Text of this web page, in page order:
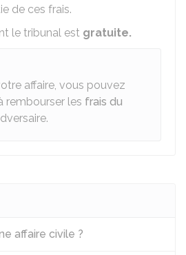
de ces frais.
le tribunal est gratuite.
affaire, vous pouvez
rembourser les frais du
affaire civile ?